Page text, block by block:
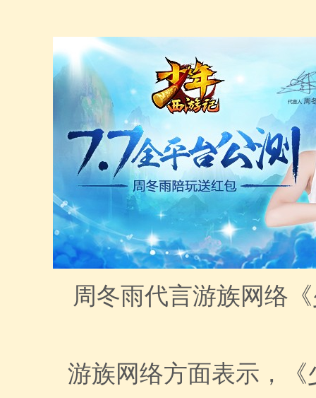
周冬雨代言游族网络
游族网络方面表示，《